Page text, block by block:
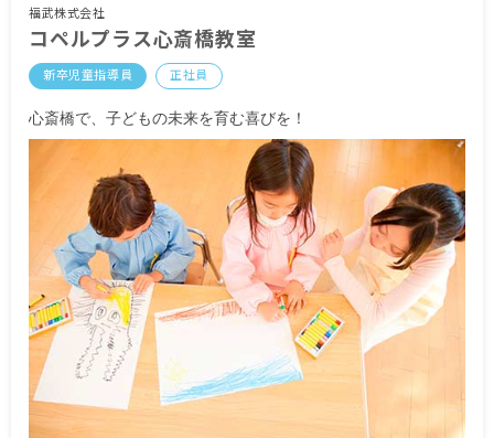
～16,900円を含みます（超過分別途支給）
・別途支給手当
昇給年1回（教室の実績により支給）
賞与年2回（教室の実績により支給）
※ベースアップ・賞与は、配属先教室の売上に応
じて処遇改善手当を基に人事評価分配します。
＜モデル年収例＞
入社1年目／3,120,000円＋賞与0.5カ月程度（前年
実績）
入社3年目／3,200,000円＋賞与1.5カ月程度（前年
経験5年以上／3,360,000円～（月給280,000円～
300,000円）可能＋賞与
福武株式会社
コペルプラス心斎橋教室
新卒児童指導員 正社員
心斎橋で、子どもの未来を育む喜びを！